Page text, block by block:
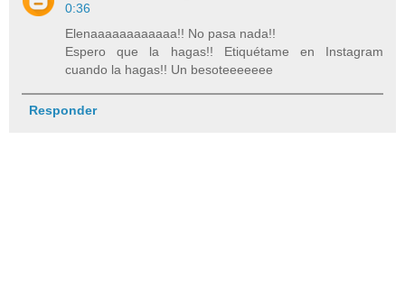
0:36
Elenaaaaaaaaaaaa!! No pasa nada!!
Espero que la hagas!! Etiquétame en Instagram
cuando la hagas!! Un besoteeeeeee
Responder